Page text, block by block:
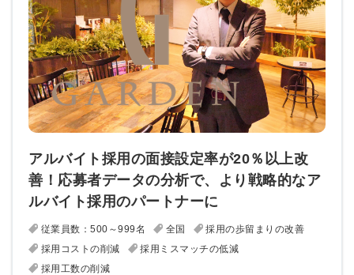
アルバイト採用の面接設定率が20％以上改
善！応募者データの分析で、より戦略的なア
ルバイト採用のパートナーに
従業員数：500～999名 全国
採用の歩留まりの改善
採用コストの削減
採用ミスマッチの低減
採用工数の削減